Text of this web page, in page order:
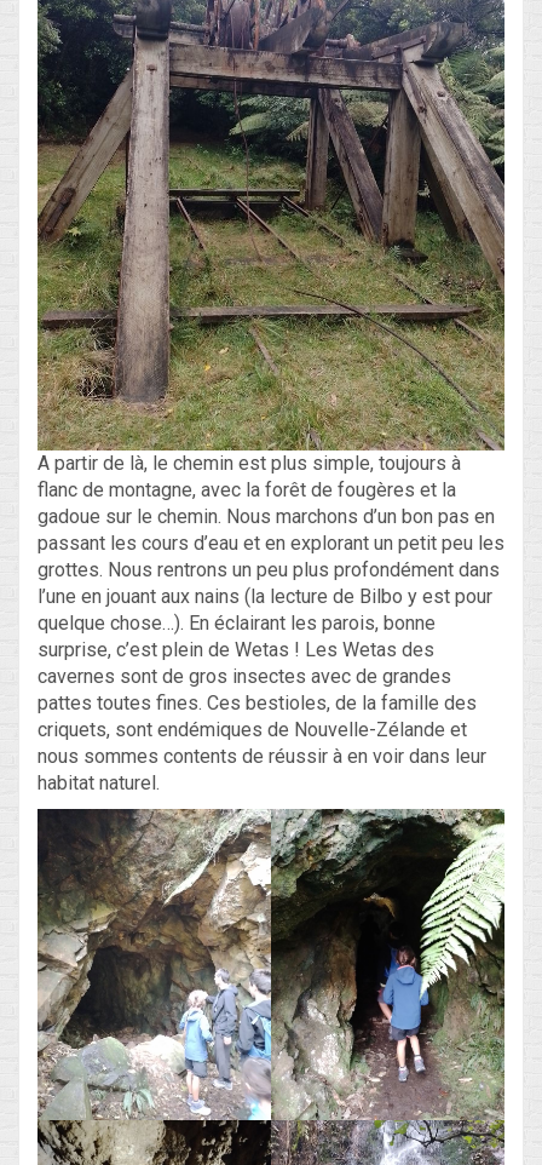
A partir de là, le chemin est plus simple, toujours à
flanc de montagne, avec la forêt de fougères et la
gadoue sur le chemin. Nous marchons d’un bon pas en
passant les cours d’eau et en explorant un petit peu les
grottes. Nous rentrons un peu plus profondément dans
l’une en jouant aux nains (la lecture de Bilbo y est pour
quelque chose…). En éclairant les parois, bonne
surprise, c’est plein de Wetas ! Les Wetas des
cavernes sont de gros insectes avec de grandes
pattes toutes fines. Ces bestioles, de la famille des
criquets, sont endémiques de Nouvelle-Zélande et
nous sommes contents de réussir à en voir dans leur
habitat naturel.